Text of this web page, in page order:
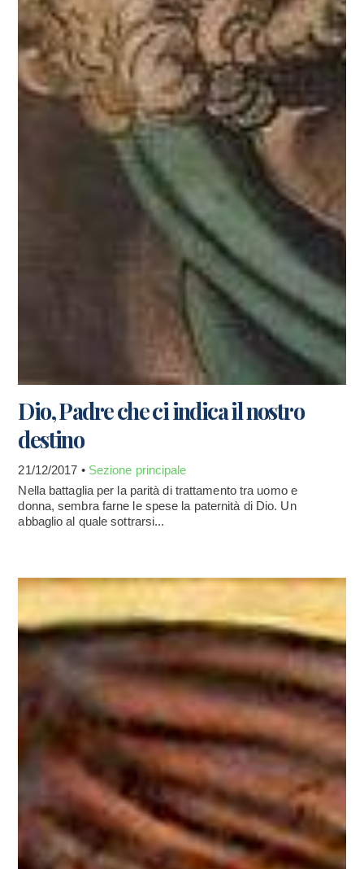
Dio, Padre che ci indica il nostro
destino
21/12/2017 • Sezione principale
Nella battaglia per la parità di trattamento tra uomo e
donna, sembra farne le spese la paternità di Dio. Un
abbaglio al quale sottrarsi...